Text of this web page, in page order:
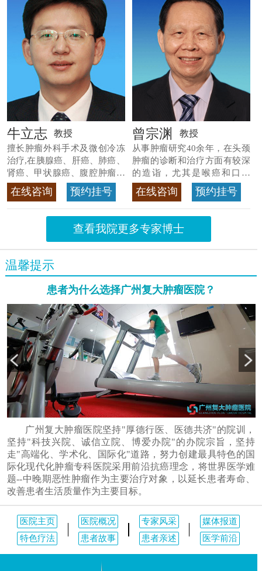
牛立志 教授
擅长肿瘤外科手术及微创冷冻
治疗,在胰腺癌、肝癌、肺癌、
肾癌、甲状腺癌、腹腔肿瘤等
>>查看专家详情
在线咨询 预约挂号
曾宗渊 教授
从事肿瘤研究40余年，在头颈
肿瘤的诊断和治疗方面有较深
的造诣，尤其是喉癌和口腔
癌，迄今仍是广东喉癌单病种
首席专家 >>查看专家详情
在线咨询 预约挂号
查看我院更多专家博士
温馨提示
患者为什么选择广州复大肿瘤医院？
广州复大肿瘤医院坚持"厚德行医、医德共济"的院训，
坚持"科技兴院、诚信立院、博爱办院"的办院宗旨，坚持
走"高端化、学术化、国际化"道路，努力创建最具特色的国
际化现代化肿瘤专科医院采用前沿抗癌理念，将世界医学难
题--中晚期恶性肿瘤作为主要治疗对象，以延长患者寿命、
改善患者生活质量作为主要目标。
医院主页 医院概况 专家风采
媒体报道
特色疗法
患者故事 患者亲述 医学前沿